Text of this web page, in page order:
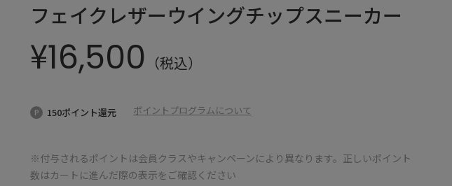
フェイクレザーウイングチップスニーカー
¥16,500 （税込）
150ポイント還元 ポイントプログラムについて
※付与されるポイントは会員クラスやキャンペーンにより異なります。正しいポイント
数はカートに進んだ際の表示をご確認ください